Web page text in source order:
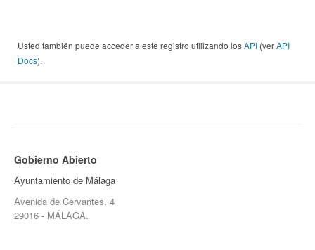
Usted también puede acceder a este registro utilizando losAPI (verAPI
Docs).
Gobierno Abierto
Ayuntamiento de Málaga
Avenida de Cervantes, 4
29016 - MÁLAGA.